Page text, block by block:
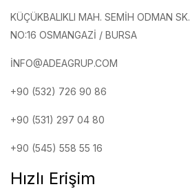
KÜÇÜKBALIKLI MAH. SEMIH ODMAN SK.
NO:16 OSMANGAZI / BURSA
INFO@ADEAGRUP.COM
+90 (532) 726 90 86
+90 (531) 297 04 80
+90 (545) 558 55 16
Hızlı Erişim